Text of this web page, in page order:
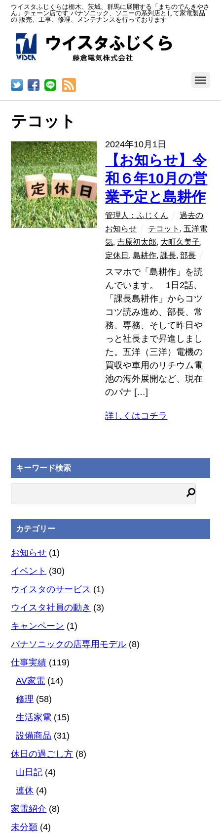
ウイスタふじくらは栃木、茨城、群馬に展開する「まちのでんきやさ
ん」チェーン店です パナソニック、ソニーの系列店として家電製品
の 販売、工事、修理、メンテナンスを行っております
テコット
2024年10月1日
【お知らせ】令
和６年10月の営
業予定と島耕作
管理人：ふじくん
過去の
お知らせ
テコット , 五洋電
気,吉原初太郎, 大町久美子,
定休日,島耕作,課長,部長
スマホで「島耕作」を読
んでいます。 1日2話、
「課長島耕作」からコツ
コツ読み進め、部長、常
務、専務、そして昨日や
っと社長まで昇進しまし
た。五洋（三洋）電機の
買収や車用のリチウム電
池の海外展開など、現在
のパナ […]
詳しくはコチラ
キーワード検索
カテゴリー
お知らせ (1)
イベント (30)
ウイスタのサービス (1)
ウイスタ社員の動き (3)
キャンペーン (1)
パナソニックの店専用モデル (8)
仕事実績 (119)
AV家電 (14)
修理 (58)
生活家電 (15)
設備商品 (31)
休日の過ごし方 (8)
山日記 (4)
連休 (4)
家電紹介 (8)
未分類 (4)